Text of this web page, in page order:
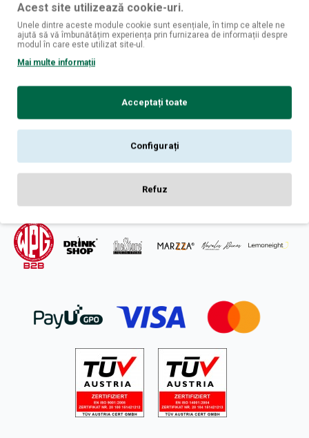
Logare
Contul Meu
Newsletter
Retur
Acest site utilizează cookie-uri.
Unele dintre aceste module cookie sunt esențiale, în timp ce altele ne
ajută să vă îmbunătățim experiența prin furnizarea de informații despre
modul în care este utilizat site-ul.
Mai multe informații
Acceptați toate
Configurați
Refuz